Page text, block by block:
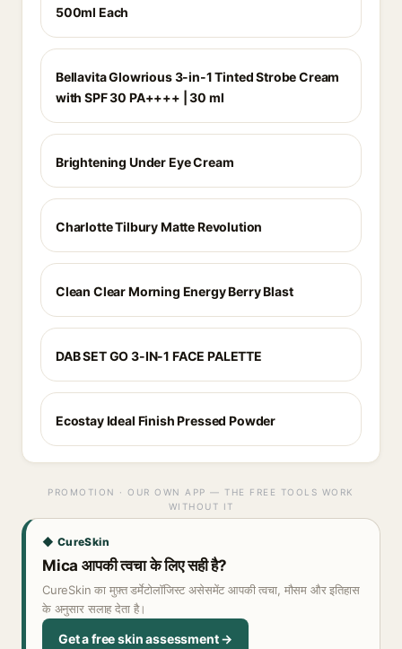
500ml Each
Bellavita Glowrious 3-in-1 Tinted Strobe Cream
with SPF 30 PA++++ | 30 ml
Brightening Under Eye Cream
Charlotte Tilbury Matte Revolution
Clean Clear Morning Energy Berry Blast
DAB SET GO 3-IN-1 FACE PALETTE
Ecostay Ideal Finish Pressed Powder
PROMOTION · OUR OWN APP — THE FREE TOOLS WORK
WITHOUT IT
◆ CureSkin
Mica आपकी त्वचा के लिए सही है?
CureSkin का मुफ़्त डर्मेटोलॉजिस्ट असेसमेंट आपकी त्वचा, मौसम और इतिहास
के अनुसार सलाह देता है।
Get a free skin assessment →